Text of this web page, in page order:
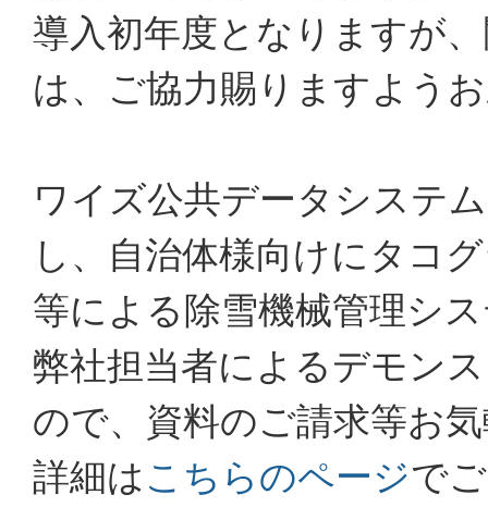
導入初年度となりますが
は、ご協力賜りますよう
ワイズ公共データシステ
し、自治体様向けにタコ
等による除雪機械管理シ
弊社担当者によるデモン
ので、資料のご請求等お
詳細は こちらのページで